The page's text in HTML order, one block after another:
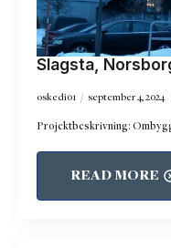
Slagsta,
oskedi01 september 4, 2024
Projektbeskrivning:
READ MORE